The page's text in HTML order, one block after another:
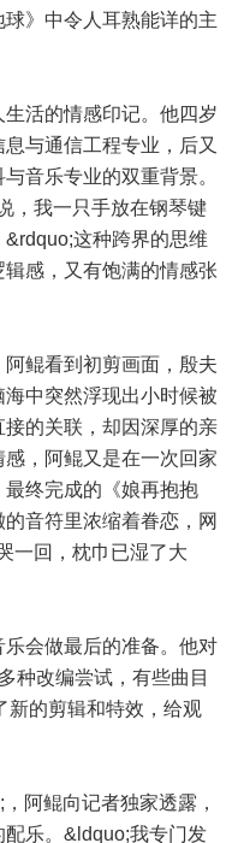
》中令人耳熟能详的主
活的情感印记。他四岁
与通信工程专业，后又
音乐专业的双重背景。
，我一只手放在钢琴键
这种跨界的思维
感，又有饱满的情感张
鲲看到初剪画面，殷夫
中突然浮现出小时候被
的关联，却因深厚的亲
，阿鲲又是在一次回家
终完成的《娘再抱抱
音符里浓缩着眷恋，网
一回，枕巾已湿了大
会做最后的准备。他对
种改编尝试，有些曲目
新的剪辑和特效，给观
阿鲲向记者独家透露，
乐。&ldquo;我专门发